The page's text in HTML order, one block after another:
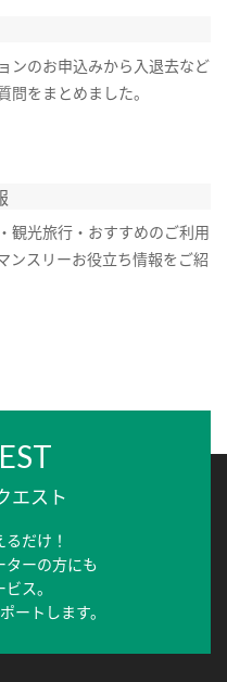
ンのお申込みから入退去など
問をまとめました。
観光旅行・おすすめのご利用
ンスリーお役立ち情報をご紹
エスト
だけ！
ターの方にも
ス。
ートします。